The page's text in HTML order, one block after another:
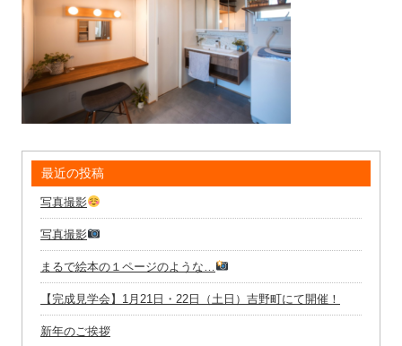
最近の投稿
写真撮影
写真撮影
まるで絵本の１ページのような…
【完成見学会】1月21日・22日（土日）吉野町にて開催！
新年のご挨拶